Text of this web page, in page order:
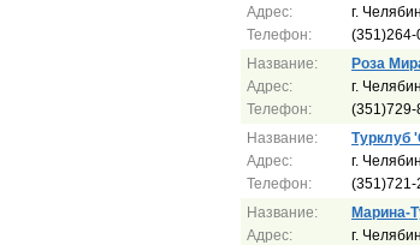
Адрес:
Телефон:
г.
(351)264-
Название:
Адрес:
Телефон:
Роза
г.
(351)729-
Название:
Адрес:
Телефон:
Турклуб
г.
(351)721-
Название:
Адрес:
Марина-
г.